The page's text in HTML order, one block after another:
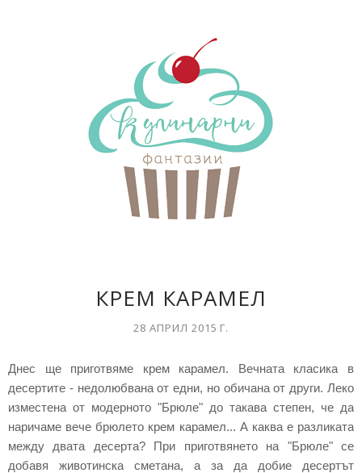
КРЕМ КАРАМЕЛ
28 АПРИЛ 2015 Г.
Днес ще приготвяме крем карамел. Вечната класика в
десертите - недолюбвана от едни, но обичана от други. Леко
изместена от модерното "Брюле" до такава степен, че да
наричаме вече брюлето крем карамел... А каква е разликата
между двата десерта? При приготвянето на "Брюле" се
добавя животинска сметана, а за да добие десертът